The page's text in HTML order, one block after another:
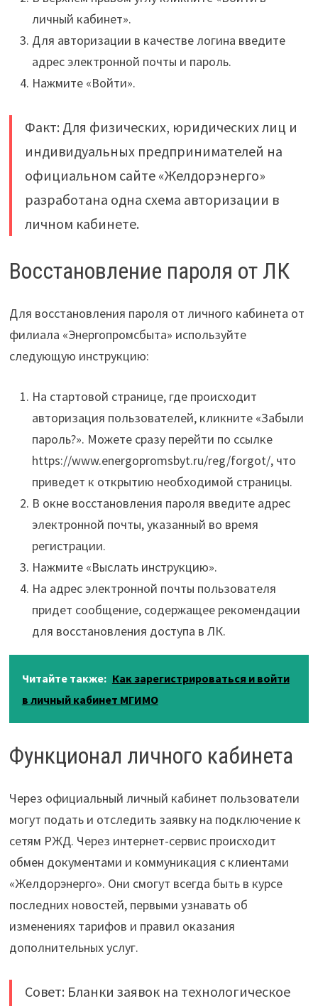
личный кабинет».
Для авторизации в качестве логина введите
адрес электронной почты и пароль.
Нажмите «Войти».
Факт: Для физических, юридических лиц и
индивидуальных предпринимателей на
официальном сайте «Желдорэнерго»
разработана одна схема авторизации в
личном кабинете.
Восстановление пароля от ЛК
Для восстановления пароля от личного кабинета от
филиала «Энергопромсбыта» используйте
следующую инструкцию:
На стартовой странице, где происходит
авторизация пользователей, кликните «Забыли
пароль?». Можете сразу перейти по ссылке
https://www.energopromsbyt.ru/reg/forgot/, что
приведет к открытию необходимой страницы.
В окне восстановления пароля введите адрес
электронной почты, указанный во время
регистрации.
Нажмите «Выслать инструкцию».
На адрес электронной почты пользователя
придет сообщение, содержащее рекомендации
для восстановления доступа в ЛК.
Читайте также: Как зарегистрироваться и войти
в личный кабинет МГИМО
Функционал личного кабинета
Через официальный личный кабинет пользователи
могут подать и отследить заявку на подключение к
сетям РЖД. Через интернет-сервис происходит
обмен документами и коммуникация с клиентами
«Желдорэнерго». Они смогут всегда быть в курсе
последних новостей, первыми узнавать об
изменениях тарифов и правил оказания
дополнительных услуг.
Совет: Бланки заявок на технологическое